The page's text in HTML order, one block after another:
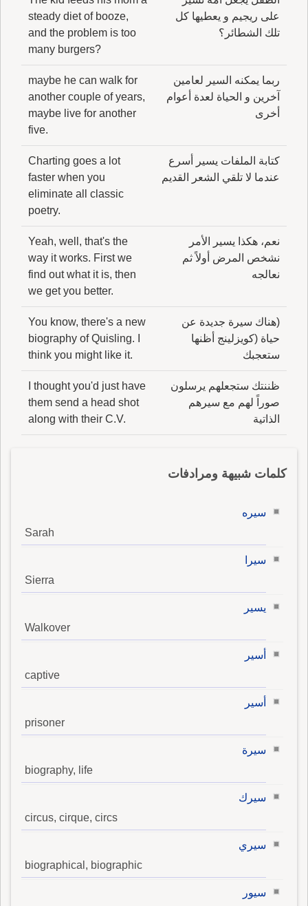
على ريجيم و يعطيها كل
تلك الشطائر؟
steady diet of booze,
and the problem is too
many burgers?
ربما يمكنه السير لعامين
آخرين و الحياة لعدة أعوام
أخرى
maybe he can walk for
another couple of years,
maybe live for another
five.
كتابة الملفات يسير أسرع
عندما لا تلقي الشعر القديم
Charting goes a lot
faster when you
eliminate all classic
poetry.
نعم، هكذا يسير الأمر
نشخص المرض أولاً ثم
نعالجه
Yeah, well, that's the
way it works. First we
find out what it is, then
we get you better.
(هناك سيرة جديدة عن
حياة (كويزلينج أظنها
ستعجبك
You know, there's a new
biography of Quisling. I
think you might like it.
ظننتك ستجعلهم يرسلون
صوراً لهم مع سيرهم
الذاتية
I thought you'd just have
them send a head shot
along with their C.V.
كلمات شبيهة ومرادفات
سيره
Sarah
سيرا
Sierra
يسير
Walkover
أسير
captive
أسير
prisoner
سيرة
biography, life
سيرك
circus, cirque, circs
سيري
biographical, biographic
سيور